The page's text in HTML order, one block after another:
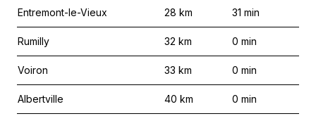
Entremont-le-Vieux 28 km 31 min
Rumilly 32 km 0 min
Voiron 33 km 0 min
Albertville 40 km 0 min